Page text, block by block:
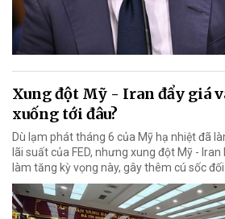
Xung đột Mỹ - Iran đẩy giá
xuống tới đâu?
Dù lạm phát tháng 6 của Mỹ hạ nhiệt đã
lãi suất của FED, nhưng xung đột Mỹ -
làm tăng kỳ vọng này, gây thêm cú sốc